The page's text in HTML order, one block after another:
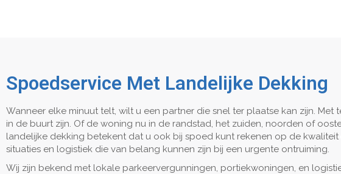
Spoedservice Met Landelijke Dekking
Wanneer elke minuut telt, wilt u een partner die snel ter plaatse kan zijn.
in de buurt zijn. Of de woning nu in de randstad, het zuiden, noorden of
landelijke dekking betekent dat u ook bij spoed kunt rekenen op de
situaties en logistiek die van belang kunnen zijn bij een urgente ontruiming.
Wij zijn bekend met lokale parkeervergunningen, portiekwoningen, en